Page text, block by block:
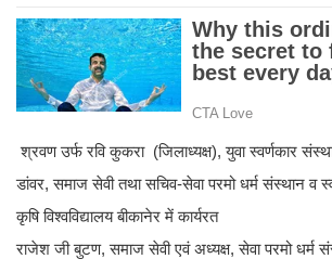
श्रवण उर्फ रवि कुकरा (जिलाध्यक्ष), युवा स्वर्णकार
डांवर, समाज सेवी तथा सचिव-सेवा परमो धर्म संस्थान व
कृषि विश्वविद्यालय बीकानेर में कार्यरत
राजेश जी बुटण, समाज सेवी एवं अध्यक्ष, सेवा परमो धर्म